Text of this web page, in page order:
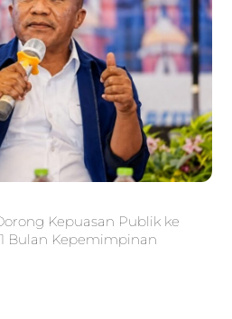
Kepuasan Publik ke
Bulan Kepemimpinan